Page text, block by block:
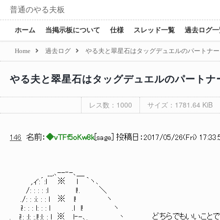
普通のやる夫板
ホーム 当掲示板について 仕様 スレッド一覧 過去ログ
Home 過去ログ やる夫と翠星石はタッグデュエルのパートナ
やる夫と翠星石はタッグデュエルのパートナ
レス数：1000 サイズ：1781.64 KiB
146 名前： ◆vTFf5oKw8k[ sage ] 投稿日： 2017/05/26(Fri)
__,､--‐-､＿
,.ｨ':´:l ※ l ｀ヽ､
/: : : : :l l!. ＼
./: : :i: : : l ※ l! ヽ
i!: : : l: : : l .l l! ヽ
. i!: :l: :.l!:l: : l ※ l‐-､_ 丶 どちらでもいいことで